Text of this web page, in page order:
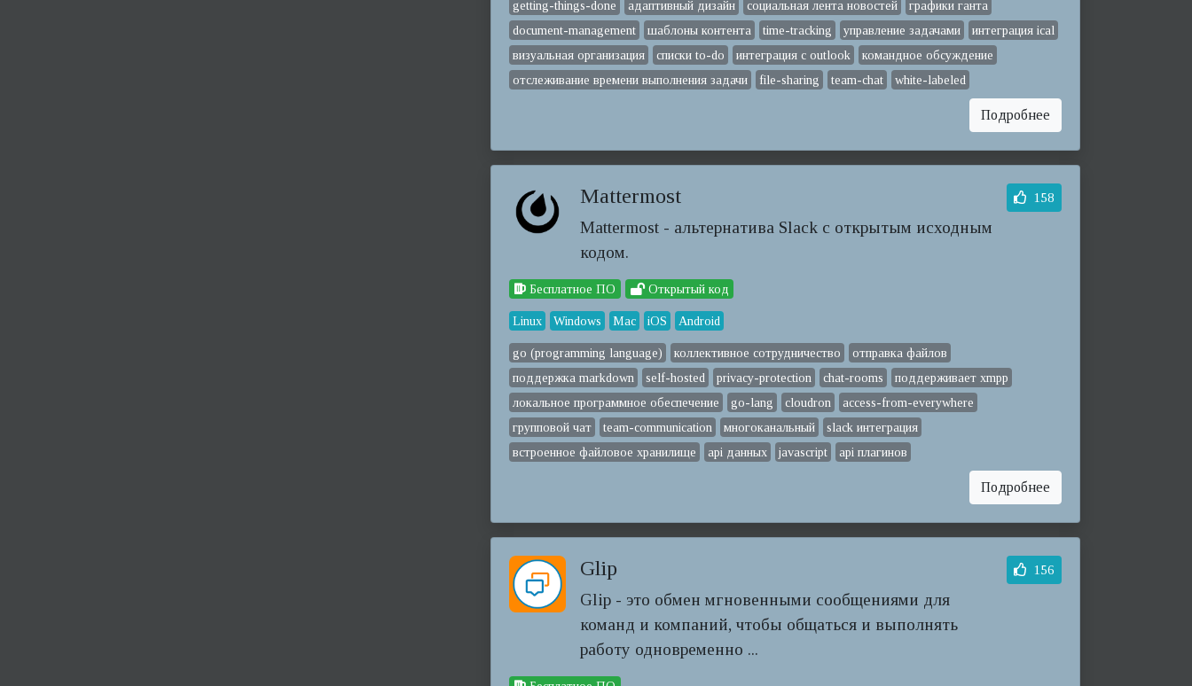
getting-things-done
адаптивный дизайн социальная лента новостей
графики ганта
document-management
шаблоны контента time-tracking управление задачами
интеграция ical
визуальная организация
списки to-do интеграция с outlook
командное обсуждение
отслеживание времени выполнения задачи
file-sharing team-chat white-labeled
Подробнее
Mattermost
Mattermost - альтернатива Slack с открытым исходным
кодом.
158
Бесплатное ПО Открытый код
Linux Windows Mac iOS Android
go (programming language) коллективное сотрудничество
отправка файлов
поддержка markdown
self-hosted privacy-protection chat-rooms
поддерживает xmpp
локальное программное обеспечение
go-lang cloudron
access-from-everywhere
групповой чат
team-communication многоканальный
slack интеграция
встроенное файловое хранилище
api данных javascript api плагинов
Подробнее
Glip
Glip - это обмен мгновенными сообщениями для
команд и компаний, чтобы общаться и выполнять
работу одновременно ...
156